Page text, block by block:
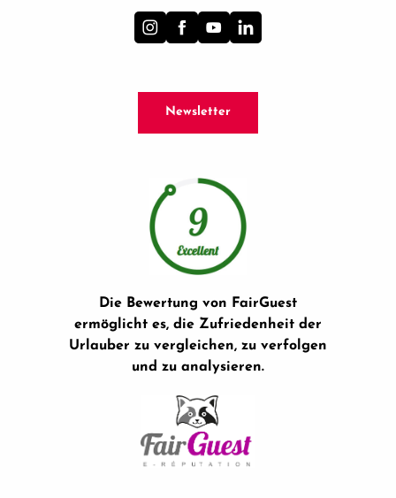
Newsletter
Die Bewertung von FairGuest
ermöglicht es, die Zufriedenheit der
Urlauber zu vergleichen, zu verfolgen
und zu analysieren.